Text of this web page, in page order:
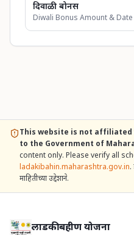
दिवाळी बोनस
Diwali Bonus Amount & Date
This website is not affiliated
to the Government of
content only. Please verify all
ladakibahin.maharashtra.gov.in.
माहितीच्या उद्देशाने.
लाडकी बहीण योजना